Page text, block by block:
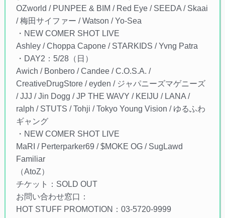
OZworld / PUNPEE & BIM / Red Eye / SEEDA / Skaai
/ 梅田サイファー / Watson / Yo-Sea
・NEW COMER SHOT LIVE
Ashley / Choppa Capone / STARKIDS / Yvng Patra
・DAY2：5/28（日）
Awich / Bonbero / Candee / C.O.S.A. /
CreativeDrugStore / eyden / ジャパニーズマゲニーズ
/ JJJ / Jin Dogg / JP THE WAVY / KEIJU / LANA /
ralph / STUTS / Tohji / Tokyo Young Vision / ゆるふわ
ギャング
・NEW COMER SHOT LIVE
MaRI / Perterparker69 / $MOKE OG / SugLawd
Familiar
（AtoZ）
チケット：SOLD OUT
お問い合わせ窓口：
HOT STUFF PROMOTION：03-5720-9999